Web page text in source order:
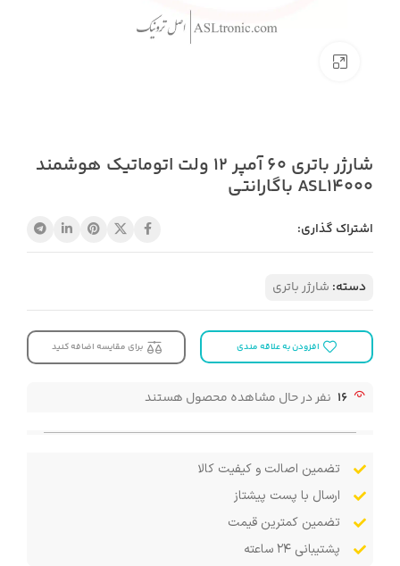
شارژر باتری 60 آمپر 12 ولت اتوماتیک هوشمند
ASL14000 باگارانتی
اشتراک گذاری:
دسته: شارژر باتری
افزودن به علاقه مندی برای مقایسه اضافه کنید
16 نفر در حال مشاهده محصول هستند
تضمین اصالت و کیفیت کالا
ارسال با پست پیشتاز
تضمین کمترین قیمت
پشتیبانی ۲۴ ساعته